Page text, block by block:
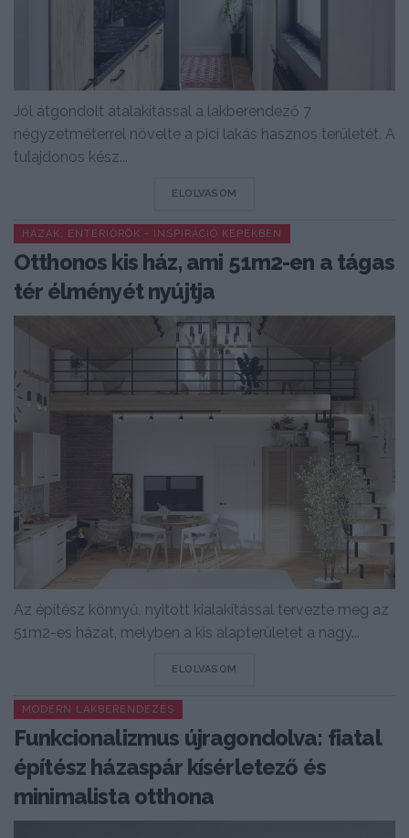
Jól átgondolt átalakítással a lakberendező 7
négyzetméterrel növelte a pici lakás hasznos területét. A
tulajdonos kész...
ELOLVASOM
HÁZAK, ENTERIŐRÖK - INSPIRÁCIÓ KÉPEKBEN
Otthonos kis ház, ami 51m2-en a tágas
tér élményét nyújtja
Az építész könnyű, nyitott kialakítással tervezte meg az
51m2-es házat, melyben a kis alapterületet a nagy...
ELOLVASOM
MODERN LAKBERENDEZÉS
Funkcionalizmus újragondolva: fiatal
építész házaspár kísérletező és
minimalista otthona